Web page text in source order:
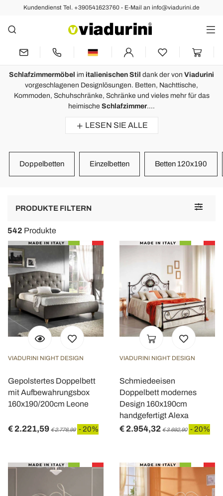
Kundendienst Tel. +390541623760 - E-Mail an info@viadurini.de
Das Schlafzimmer mit Design
Bewertungen : Durchschnittsnote : 5,0
Klassische Luxus Kommode Nussbaumholz Made in Italy -
Viadurini biete eine wunderbar ausgewähle Möbel. MIt großer Freude
haben wir eine klassiches, zierlich und kunstvoll gefertigte Kommode
termingerechte
Schlafzimmermöbel im italienischen Stil dank der von Viadurini
vorgeschlagenen Designlösungen. Betten, Nachttische,
Kommoden, Schuhschränke, Schränke und vieles mehr für das
heimische Schlafzimmer....
LESEN SIE ALLE
Doppelbetten Einzelbetten Betten 120x190
Toggle
PRODUKTE FILTERN
542 Produkte
VIADURINI NIGHT DESIGN
Gepolstertes Doppelbett
mit Aufbewahrungsbox
160x190/200cm Leone
€ 2.221,59 € 2.776,99 - 20%
VIADURINI NIGHT DESIGN
Schmiedeeisen
Doppelbett modernes
Design 160x190cm
handgefertigt Alexa
€ 2.954,32 € 3.692,90 - 20%